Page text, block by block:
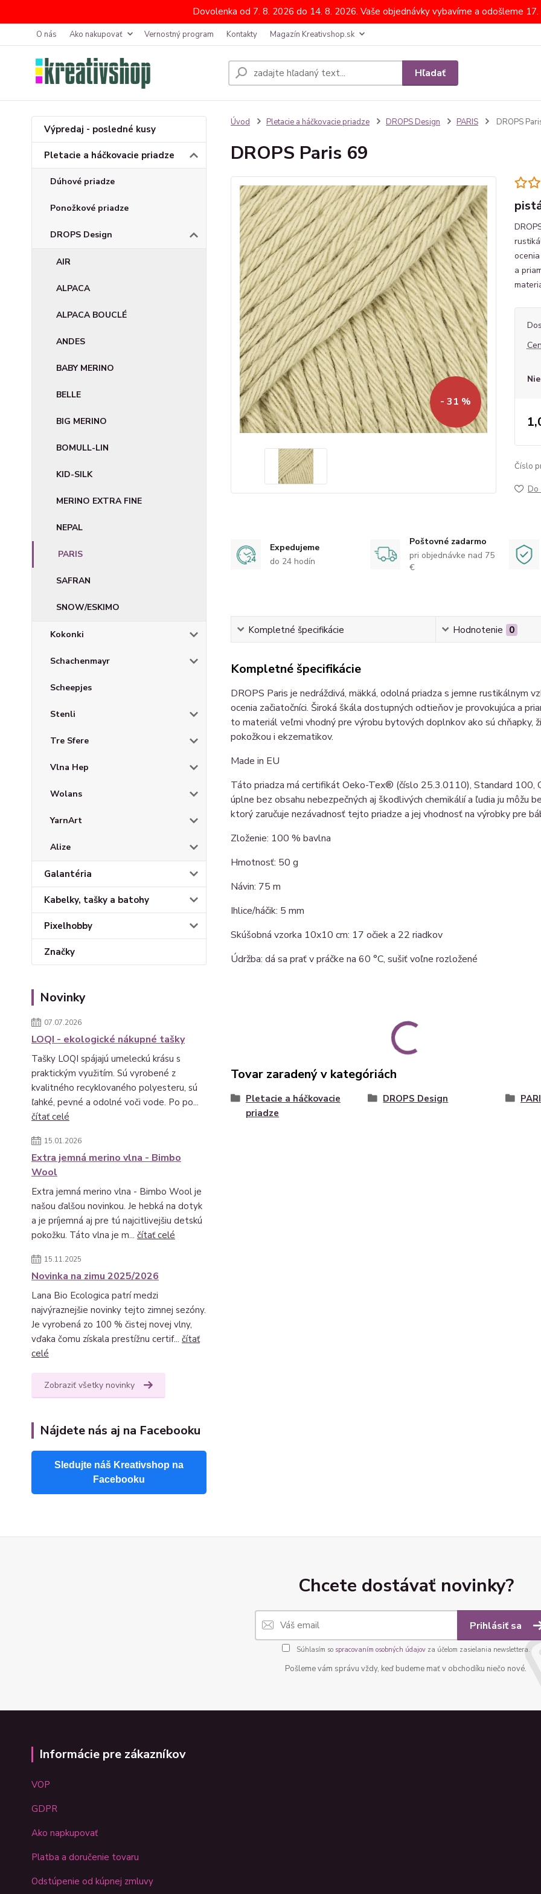
Dovolenka od 7. 8. 2026 do 14. 8. 2026. Vaše objednávky vybavíme a odošleme 17.
O nás Ako nakupovať Vernostný program Kontakty Magazín Kreativshop.sk
Hľadať
Výpredaj - posledné kusy
Pletacie a háčkovacie priadze
Dúhové priadze
Ponožkové priadze
DROPS Design
AIR
ALPACA
ALPACA BOUCLÉ
ANDES
BABY MERINO
BELLE
BIG MERINO
BOMULL-LIN
KID-SILK
MERINO EXTRA FINE
NEPAL
PARIS
SAFRAN
SNOW/ESKIMO
Kokonki
Schachenmayr
Scheepjes
Stenli
Tre Sfere
Vlna Hep
Wolans
YarnArt
Alize
Galantéria
Kabelky, tašky a batohy
Pixelhobby
Značky
Novinky
07.07.2026
LOQI - ekologické nákupné tašky
Tašky LOQI spájajú umeleckú krásu s
praktickým využitím. Sú vyrobené z
kvalitného recyklovaného polyesteru, sú
ľahké, pevné a odolné voči vode. Po po...
čítať celé
15.01.2026
Extra jemná merino vlna - Bimbo
Wool
Extra jemná merino vlna - Bimbo Wool je
našou ďalšou novinkou. Je hebká na dotyk
a je príjemná aj pre tú najcitlivejšiu detskú
pokožku. Táto vlna je m... čítať celé
15.11.2025
Novinka na zimu 2025/2026
Lana Bio Ecologica patrí medzi
najvýraznejšie novinky tejto zimnej sezóny.
Je vyrobená zo 100 % čistej novej vlny,
vďaka čomu získala prestížnu certif... čítať
celé
Zobraziť všetky novinky
Nájdete nás aj na Facebooku
Sledujte náš Kreativshop na
Facebooku
Úvod Pletacie a háčkovacie priadze DROPS Design PARIS DROPS
DROPS Paris 69
- 31 %
a
Číslo
Do
Expedujeme
do 24 hodín
Poštovné zadarmo
pri objednávke nad 75
€
Kompletné špecifikácie Hodnotenie 0
Kompletné špecifikácie
DROPS Paris je nedráždivá, mäkká, odolná priadza s jemne rustikálnym
ocenia začiatočníci. Široká škála dostupných odtieňov je provokujúca a
to materiál veľmi vhodný pre výrobu bytových doplnkov ako sú chňapky,
pokožkou i ekzematikov.
Made in EU
Táto priadza má certifikát Oeko-Tex® (číslo 25.3.0110), Standard 100,
úplne bez obsahu nebezpečných aj škodlivých chemikálií a ľudia ju môžu
ktorý zaručuje nezávadnosť tejto priadze a jej vhodnosť na výrobky pre
Zloženie: 100 % bavlna
Hmotnosť: 50 g
Návin: 75 m
Ihlice/háčik: 5 mm
Skúšobná vzorka 10x10 cm: 17 očiek a 22 riadkov
Údržba: dá sa prať v práčke na 60 °C, sušiť voľne rozložené
Tovar zaradený v kategóriách
Pletacie a háčkovacie
priadze
DROPS Design
Chcete dostávať novinky?
Prihlásiť sa
Súhlasím so spracovaním osobných údajovza účelom zasielania newslettera.
Pošleme vám správu vždy, keď budeme mať v obchodíku niečo nové.
Informácie pre zákazníkov
VOP
GDPR
Ako napkupovať
Platba a doručenie tovaru
Odstúpenie od kúpnej zmluvy